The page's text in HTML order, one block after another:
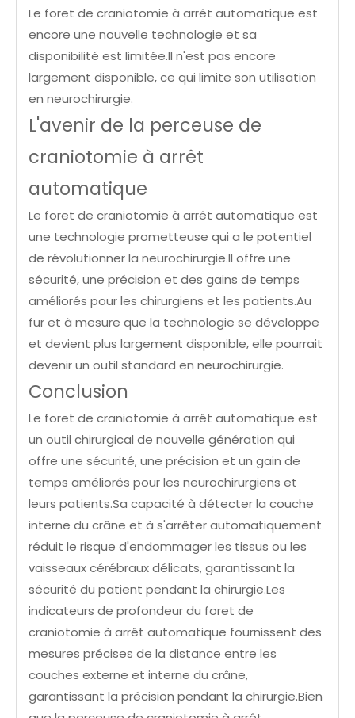
Le foret de craniotomie à arrêt automatique est
encore une nouvelle technologie et sa
disponibilité est limitée.Il n'est pas encore
largement disponible, ce qui limite son utilisation
en neurochirurgie.
L'avenir de la perceuse de
craniotomie à arrêt
automatique
Le foret de craniotomie à arrêt automatique est
une technologie prometteuse qui a le potentiel
de révolutionner la neurochirurgie.Il offre une
sécurité, une précision et des gains de temps
améliorés pour les chirurgiens et les patients.Au
fur et à mesure que la technologie se développe
et devient plus largement disponible, elle pourrait
devenir un outil standard en neurochirurgie.
Conclusion
Le foret de craniotomie à arrêt automatique est
un outil chirurgical de nouvelle génération qui
offre une sécurité, une précision et un gain de
temps améliorés pour les neurochirurgiens et
leurs patients.Sa capacité à détecter la couche
interne du crâne et à s'arrêter automatiquement
réduit le risque d'endommager les tissus ou les
vaisseaux cérébraux délicats, garantissant la
sécurité du patient pendant la chirurgie.Les
indicateurs de profondeur du foret de
craniotomie à arrêt automatique fournissent des
mesures précises de la distance entre les
couches externe et interne du crâne,
garantissant la précision pendant la chirurgie.Bien